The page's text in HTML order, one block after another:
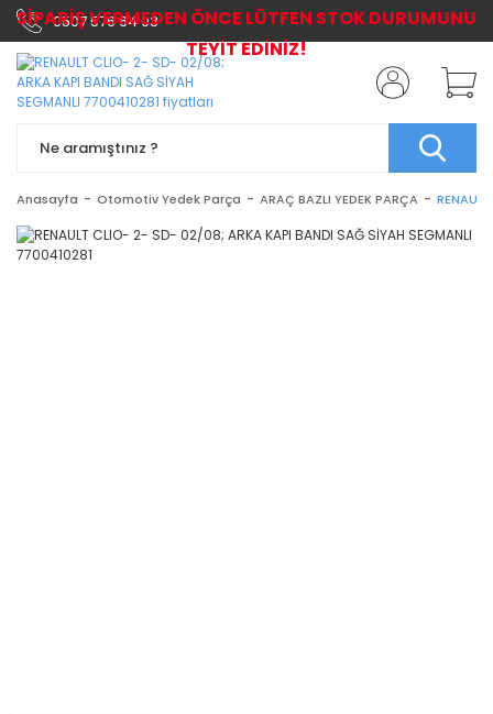
0507 576 64 03
Anasayfa Otomotiv Yedek Parça ARAÇ BAZLI YEDEK PARÇA
SİPARİŞ VERMEDEN ÖNCE LÜTFEN STOK DURUMUNU
TEYİT EDİNİZ!